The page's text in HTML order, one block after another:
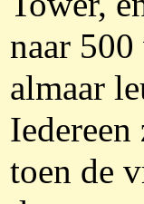
naar
almaar
toen de